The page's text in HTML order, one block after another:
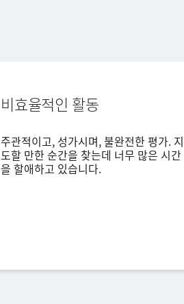
비효율적인 활동
주관적이고, 성가시며, 불완전한 평가. 지
도할 만한 순간을 찾는데 너무 많은 시간
을 할애하고 있습니다.